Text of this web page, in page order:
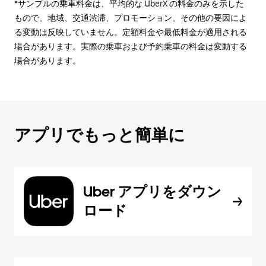
*サンプルの乗車料金は、平均的な UberX の料金のみを示した
もので、地域、交通渋滞、プロモーション、その他の要因によ
る変動は反映していません。定額料金や最低料金が適用される
場合があります。実際の乗車および予約乗車の料金は変動する
場合があります。
アプリでもっと簡単に
Uber アプリをダウン
ロード